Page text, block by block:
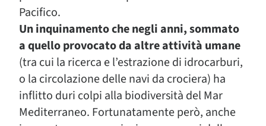
Pacifico.
Un inquinamento che negli anni, sommato
a quello provocato da altre attività umane
(tra cui la ricerca e l’estrazione di idrocarburi,
o la circolazione delle navi da crociera) ha
inflitto duri colpi alla biodiversità del Mar
Mediterraneo. Fortunatamente però, anche